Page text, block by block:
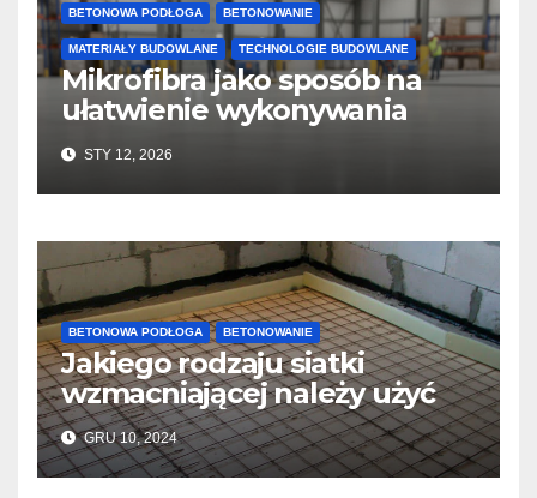
BETONOWA PODŁOGA BETONOWANIE
MATERIAŁY BUDOWLANE TECHNOLOGIE BUDOWLANE
Mikrofibra jako sposób na
ułatwienie wykonywania
posadzek betonowych i
konstrukcji
STY 12, 2026
BETONOWA PODŁOGA BETONOWANIE
Jakiego rodzaju siatki
wzmacniającej należy użyć
do wylewek podłogowych?
GRU 10, 2024